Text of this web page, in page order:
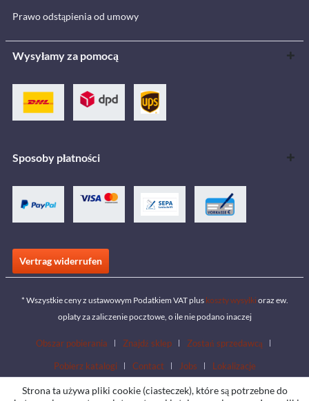
Prawo odstąpienia od umowy
Wysyłamy za pomocą
Sposoby płatności
Vertrag widerrufen
* Wszystkie ceny z ustawowym Podatkiem VAT plus koszty wysyłki oraz ew.
opłaty za zaliczenie pocztowe, o ile nie podano inaczej
Obszar pobierania Znajdź sklep Zostań sprzedawcą
Pobierz katalogi Contact Jobs Lokalizacje
Strona ta używa pliki cookie (ciasteczek), które są potrzebne do